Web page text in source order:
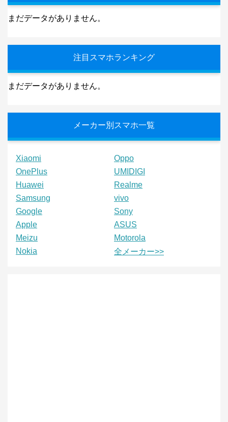
まだデータがありません。
注目スマホランキング
まだデータがありません。
メーカー別スマホ一覧
Xiaomi
Oppo
OnePlus
UMIDIGI
Huawei
Realme
Samsung
vivo
Google
Sony
Apple
ASUS
Meizu
Motorola
Nokia
全メーカー>>